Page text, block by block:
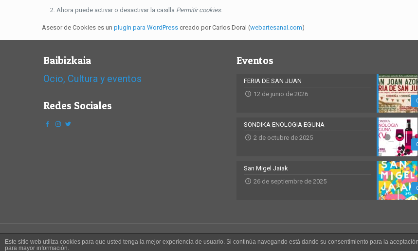
Ahora puede activar o desactivar la casilla Permitir cookies.
Asesor de Cookies es unplugin para WordPress creado por Carlos Doral (webartesanal.com)
Baibizkaia
Ocio, Cultura y eventos
Redes Sociales
Eventos
FERIA DE SAN JUAN
12 de junio de 2026
SONDIKA ENOLOGIA EGUNA
2 de octubre de 2025
San Migel Jaiak
26 de septiembre de 2025
© 2016 Baibizkaia | C/Mayor 20 bis, 48930 Getxo | Tel. 944630033 Política de
Este sitio web utiliza cookies para que usted tenga la mejor experiencia de usuario. Si continúa navegando está dando su consentimiento para la
para mayor información.